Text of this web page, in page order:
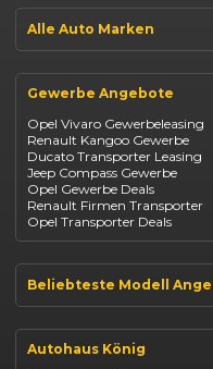
Suzuki Vitara
Suzuki Swift
Mazda CX-30
Alle Auto Marken
Opel
Fiat
Jeep
Suzuki
BYD
Kia
Mazda
Citroën
Abarth
Fiat Professional
Gewerbe Angebote
Opel Vivaro Gewerbeleasing
Renault Kangoo Gewerbe
Ducato Transporter Leasing
Jeep Compass Gewerbe
Opel Gewerbe Deals
Renault Firmen Transporter
Opel Transporter Deals
Beliebteste Modell
Renault Arkana Leasing
Renault Captur Leasing
Autohaus König